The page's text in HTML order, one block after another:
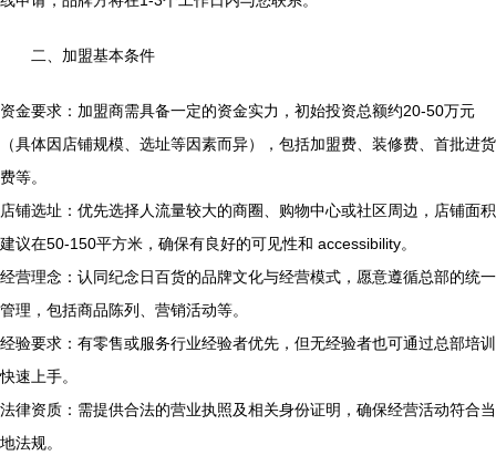
二、加盟基本条件
资金要求：加盟商需具备一定的资金实力，初始投资总额约20-50万元
（具体因店铺规模、选址等因素而异），包括加盟费、装修费、首批进货
费等。
店铺选址：优先选择人流量较大的商圈、购物中心或社区周边，店铺面积
建议在50-150平方米，确保有良好的可见性和 accessibility。
经营理念：认同纪念日百货的品牌文化与经营模式，愿意遵循总部的统一
管理，包括商品陈列、营销活动等。
经验要求：有零售或服务行业经验者优先，但无经验者也可通过总部培训
快速上手。
法律资质：需提供合法的营业执照及相关身份证明，确保经营活动符合当
地法规。